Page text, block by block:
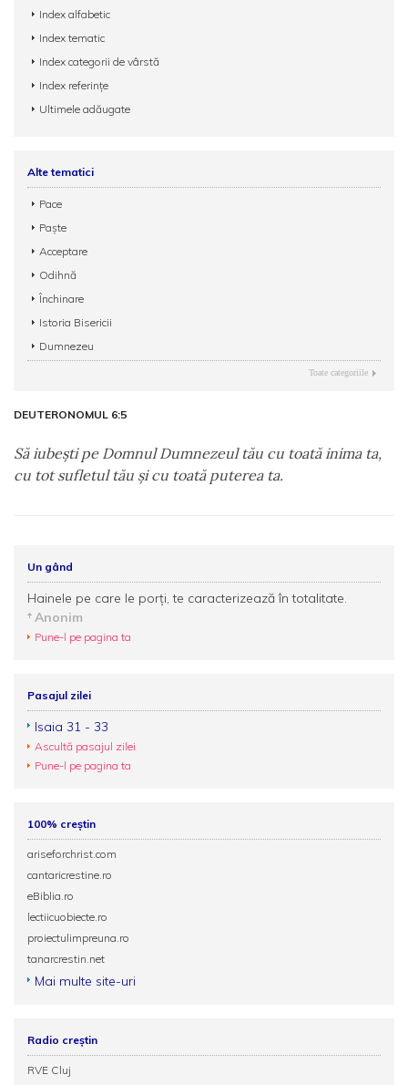
Index alfabetic
Index tematic
Index categorii de vârstă
Index referințe
Ultimele adăugate
Alte tematici
Pace
Paște
Acceptare
Odihnă
Închinare
Istoria Bisericii
Dumnezeu
Toate categoriile
DEUTERONOMUL 6:5
Să iubeşti pe Domnul Dumnezeul tău cu toată inima ta,
cu tot sufletul tău şi cu toată puterea ta.
Un gând
Hainele pe care le porţi, te caracterizează în totalitate.
Anonim
Pune-l pe pagina ta
Pasajul zilei
Isaia 31 - 33
Ascultă pasajul zilei
Pune-l pe pagina ta
100% creștin
ariseforchrist.com
cantaricrestine.ro
eBiblia.ro
lectiicuobiecte.ro
proiectulimpreuna.ro
tanarcrestin.net
Mai multe site-uri
Radio creștin
RVE Cluj